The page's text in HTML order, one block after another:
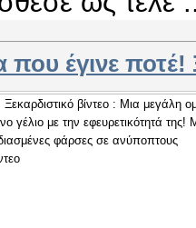
έγινε ποτέ!